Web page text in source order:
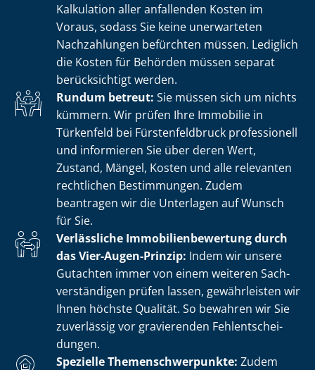
Kalkulation aller anfallenden Kosten im
Voraus, sodass Sie keine unerwarteten
Nachzahlungen befürchten müssen. Lediglich
die Kosten für Behörden müssen separat
berücksichtigt werden.
Rundum betreut: Sie müssen sich um nichts
kümmern. Wir prüfen Ihre Immobilie in
Türkenfeld bei Fürs­ten­feld­bruck professionell
und informieren Sie über deren Wert,
Zustand, Mängel, Kosten und alle relevanten
rechtlichen Bestimmungen. Zudem
beantragen wir die Unterlagen auf Wunsch
für Sie.
Verlässliche Im­mo­bi­li­en­be­wer­tung durch
das Vier-Augen-Prinzip: Indem wir unsere
Gutachten immer von einem weiteren Sach­
ver­stän­di­gen prüfen lassen, gewährleisten wir
Ihnen höchste Qualität. So bewahren wir Sie
zuverlässig vor gravierenden Fehl­ent­schei­
dun­gen.
Spezielle The­men­schwer­punk­te: Zudem